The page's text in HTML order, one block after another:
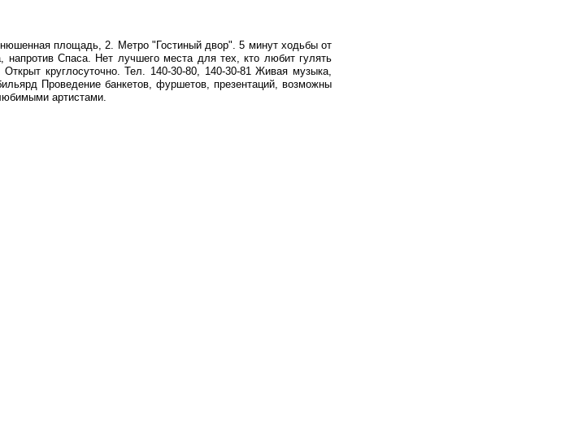
площадь, 2. Метро "Гостиный двор". 5 минут ходьбы от
напротив Спаса. Нет лучшего места для тех, кто любит гулять
Открыт круглосуточно. Тел. 140-30-80, 140-30-81 Живая музыка,
Проведение банкетов, фуршетов, презентаций, возможны
артистами.